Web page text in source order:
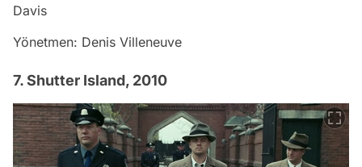
Davis
Yönetmen: Denis Villeneuve
7. Shutter Island, 2010